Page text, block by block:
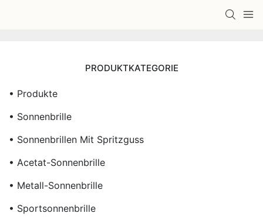
PRODUKTKATEGORIE
• Produkte
• Sonnenbrille
• Sonnenbrillen Mit Spritzguss
• Acetat-Sonnenbrille
• Metall-Sonnenbrille
• Sportsonnenbrille